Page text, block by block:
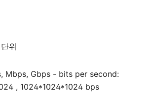
위
Gbps - bits per second:
, 1024*1024*1024 bps